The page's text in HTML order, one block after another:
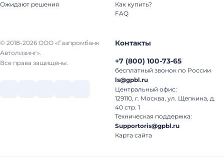
© 2018-2026 ООО «Газпромбанк
Автолизинг».
Все права защищены.
Ожидают решения
Как купить?
FAQ
Контакты
+7 (800) 100-73-65
бесплатный звонок по России
ls@gpbl.ru
Центральный офис:
129110, г. Москва, ул. Щепкина, д.
40 стр. 1
Техническая поддержка:
Supportoris@gpbl.ru
Карта сайта